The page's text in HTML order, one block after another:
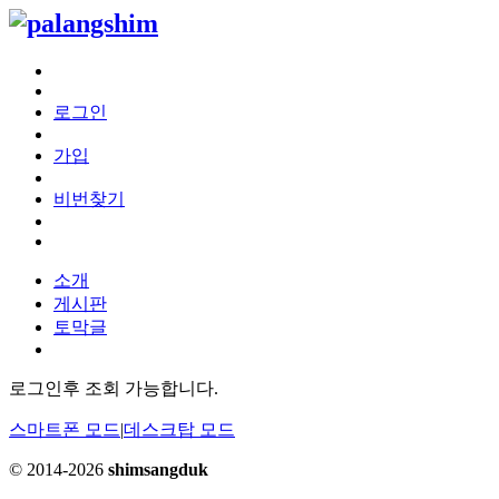
로그인
가입
비번찾기
소개
게시판
토막글
로그인후 조회 가능합니다.
스마트폰 모드|데스크탑 모드
© 2014-2026 shimsangduk